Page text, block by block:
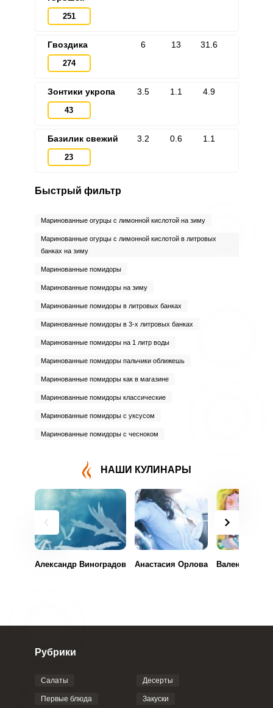
251
Гвоздика
274
6 13 31.6
Зонтики укропа
43
3.5 1.1 4.9
Базилик свежий
23
3.2 0.6 1.1
Быстрый фильтр
Маринованные огурцы с лимонной кислотой на зиму
Маринованные огурцы с лимонной кислотой в литровых
банках на зиму
Маринованные помидоры
Маринованные помидоры на зиму
Маринованные помидоры в литровых банках
Маринованные помидоры в 3-х литровых банках
Маринованные помидоры на 1 литр воды
Маринованные помидоры пальчики оближешь
Маринованные помидоры как в магазине
Маринованные помидоры классические
Маринованные помидоры с уксусом
Маринованные помидоры с чесноком
НАШИ КУЛИНАРЫ
Александр Виноградов Анастасия Орлова Валентина
Рубрики
Салаты
Первые блюда
Десерты
Закуски